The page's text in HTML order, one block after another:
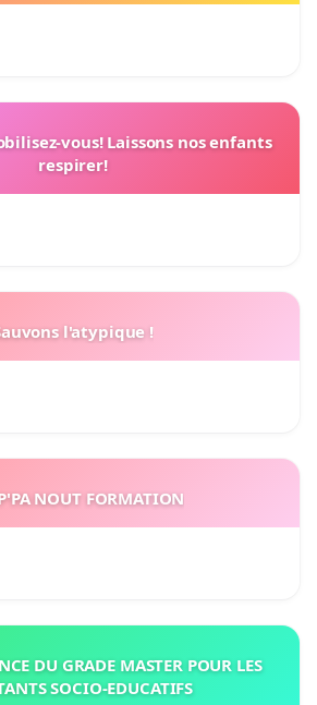
vous! Laissons nos enfants
respirer!
l'atypique !
NOUT FORMATION
DU GRADE MASTER POUR LES
SOCIO-EDUCATIFS